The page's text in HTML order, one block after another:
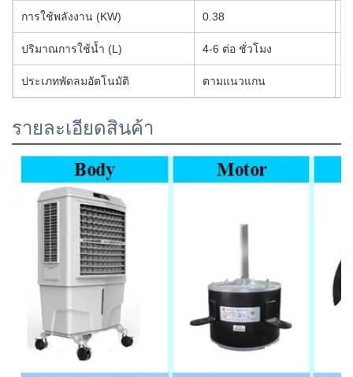
การใช้พลังงาน (KW) 0.38
ปริมาณการใช้น้ำ (L) 4-6 ต่อ ชั่วโมง
ประเภทพัดลมอัตโนมัติ ตามแนวแกน
รายละเอียดสินค้า